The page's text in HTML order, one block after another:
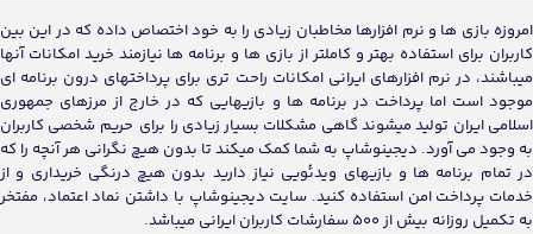
امروزه بازی ها و نرم افزارها مخاطبان زیادی را به خود اختصاص داده که در این بین
کاربران برای استفاده بهتر و کاملتر از بازی ها و برنامه ها نیازمند خرید امکانات آنها
میباشند، در نرم افزارهای ایرانی امکانات راحت تری برای پرداختهای درون برنامه ای
موجود است اما پرداخت در برنامه ها و بازیهایی که در خارج از مرزهای جمهوری
اسلامی ایران تولید میشوند گاهی مشکلات بسیار زیادی را برای حریم شخصی کاربران
به وجود می آورد. دیجینوشاپ به شما کمک میکند تا بدون هیچ نگرانی هر آنچه را که
در تمام برنامه ها و بازیهای ویدئویی نیاز دارید بدون هیچ درنگی خریداری و از
خدمات پرداخت امن استفاده کنید. سایت دیجینوشاپ با داشتن نماد اعتماد، مفتخر
به تکمیل روزانه بیش از 500 سفارشات کاربران ایرانی میباشد.